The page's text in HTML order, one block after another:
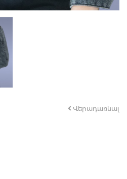
Վերադառնալ